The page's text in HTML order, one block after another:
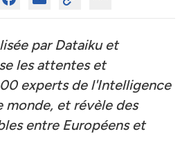
par Dataiku et
les attentes et
experts de l'Intelligence
monde, et révèle des
entre Européens et